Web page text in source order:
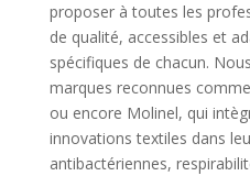
proposer à toutes les
de qualité, accessibles et
spécifiques de chacun.
marques reconnues
ou encore Molinel, qui
innovations textiles dans
antibactériennes,